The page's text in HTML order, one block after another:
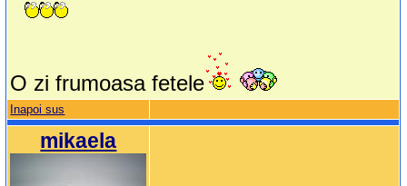
O zi frumoasa fetele
Inapoi sus
mikaela